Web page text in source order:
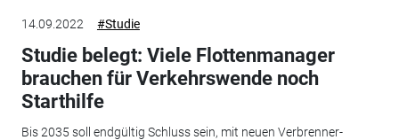
14.09.2022 #Studie
Studie belegt: Viele Flottenmanager
brauchen für Verkehrswende noch
Starthilfe
Bis 2035 soll endgültig Schluss sein, mit neuen Verbrenner-